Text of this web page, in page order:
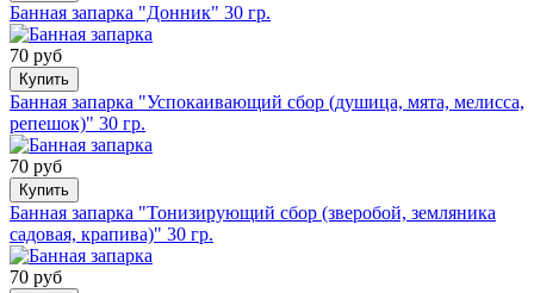
Банная запарка "Донник" 30 гр.
70 руб
Купить
Банная запарка "Успокаивающий сбор (душица, мята, мелисса,
репешок)" 30 гр.
70 руб
Купить
Банная запарка "Тонизирующий сбор (зверобой, земляника
садовая, крапива)" 30 гр.
70 руб